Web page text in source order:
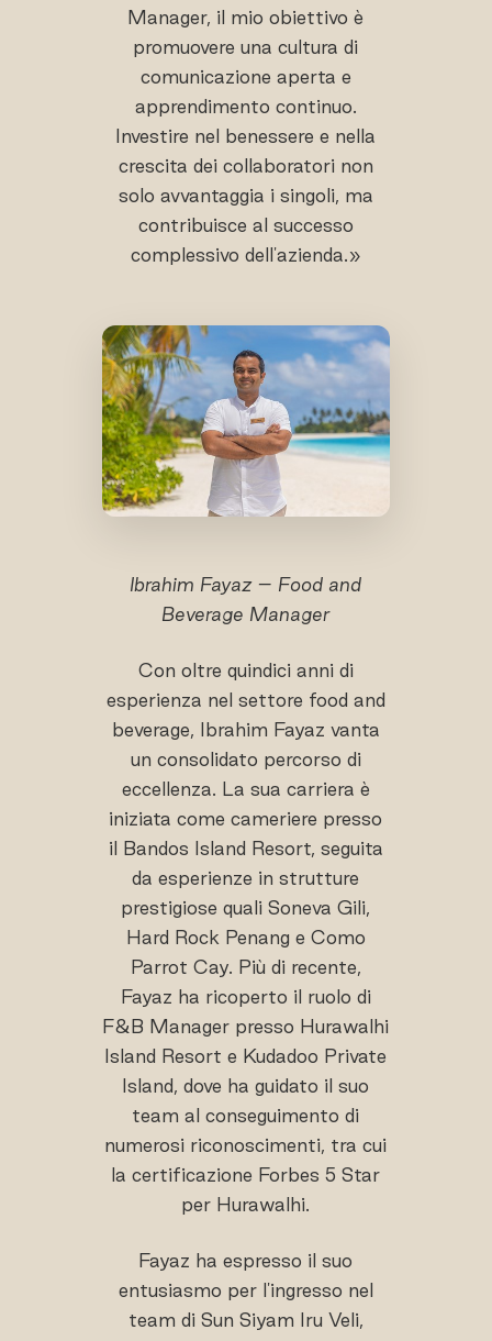
Manager, il mio obiettivo è
promuovere una cultura di
comunicazione aperta e
apprendimento continuo.
Investire nel benessere e nella
crescita dei collaboratori non
solo avvantaggia i singoli, ma
contribuisce al successo
complessivo dell'azienda.»
Ibrahim Fayaz – Food and
Beverage Manager
Con oltre quindici anni di
esperienza nel settore food and
beverage, Ibrahim Fayaz vanta
un consolidato percorso di
eccellenza. La sua carriera è
iniziata come cameriere presso
il Bandos Island Resort, seguita
da esperienze in strutture
prestigiose quali Soneva Gili,
Hard Rock Penang e Como
Parrot Cay. Più di recente,
Fayaz ha ricoperto il ruolo di
F&B Manager presso Hurawalhi
Island Resort e Kudadoo Private
Island, dove ha guidato il suo
team al conseguimento di
numerosi riconoscimenti, tra cui
la certificazione Forbes 5 Star
per Hurawalhi.
Fayaz ha espresso il suo
entusiasmo per l'ingresso nel
team di Sun Siyam Iru Veli,